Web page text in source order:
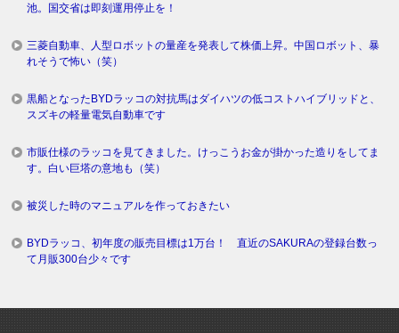
池。国交省は即刻運用停止を！
三菱自動車、人型ロボットの量産を発表して株価上昇。中国ロボット、暴
れそうで怖い（笑）
黒船となったBYDラッコの対抗馬はダイハツの低コストハイブリッドと、
スズキの軽量電気自動車です
市販仕様のラッコを見てきました。けっこうお金が掛かった造りをしてま
す。白い巨塔の意地も（笑）
被災した時のマニュアルを作っておきたい
BYDラッコ、初年度の販売目標は1万台！ 直近のSAKURAの登録台数っ
て月販300台少々です